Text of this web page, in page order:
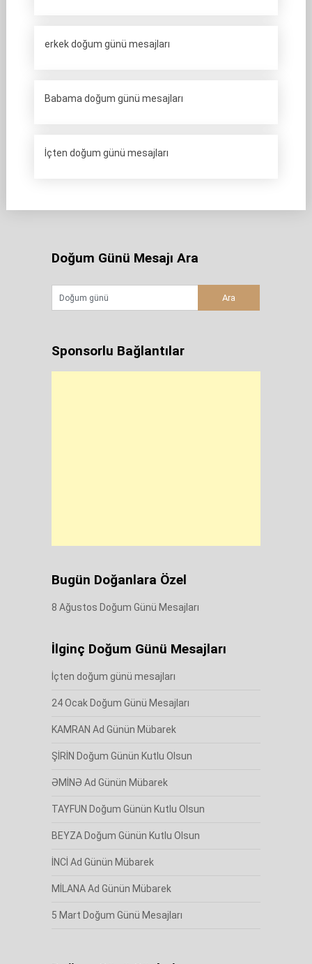
erkek doğum günü mesajları
Babama doğum günü mesajları
İçten doğum günü mesajları
Doğum Günü Mesajı Ara
Sponsorlu Bağlantılar
Bugün Doğanlara Özel
8 Ağustos Doğum Günü Mesajları
İlginç Doğum Günü Mesajları
İçten doğum günü mesajları
24 Ocak Doğum Günü Mesajları
KAMRAN Ad Günün Mübarek
ŞİRİN Doğum Günün Kutlu Olsun
ƏMİNƏ Ad Günün Mübarek
TAYFUN Doğum Günün Kutlu Olsun
BEYZA Doğum Günün Kutlu Olsun
İNCİ Ad Günün Mübarek
MİLANA Ad Günün Mübarek
5 Mart Doğum Günü Mesajları